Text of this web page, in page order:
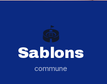
🏟️
Sablons
commune